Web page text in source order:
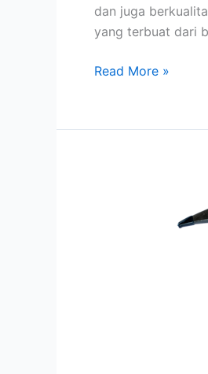
dan juga
yang terbuat dari
Read More »